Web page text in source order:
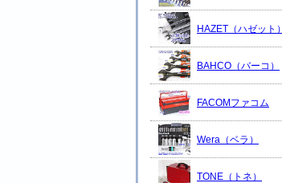
HAZET（ハゼット）
BAHCO（バーコ）
FACOMファコム
Wera（ベラ）
TONE（トネ）